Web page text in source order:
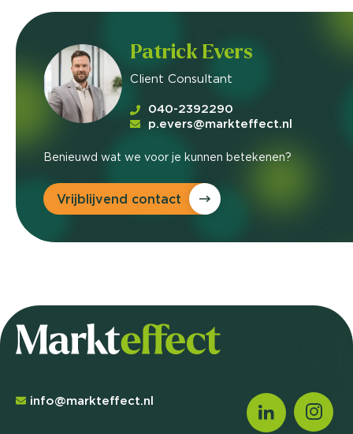
Patrick Evers
Client Consultant
040-2392290
p.evers@markteffect.nl
Benieuwd wat we voor je kunnen betekenen?
Vrijblijvend contact
info@markteffect.nl